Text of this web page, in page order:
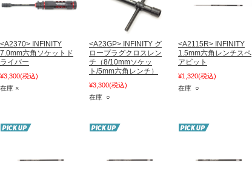
<A2370> INFINITY
7.0mm六角ソケットド
ライバー
¥3,300(税込)
在庫 ×
<A23GP> INFINITY グ
ロープラグクロスレン
チ（8/10mmソケッ
ト/5mm六角レンチ）
¥3,300(税込)
在庫 ○
<A2115R> INFINITY
1.5mm六角レンチスペ
アビット
¥1,320(税込)
在庫 ○